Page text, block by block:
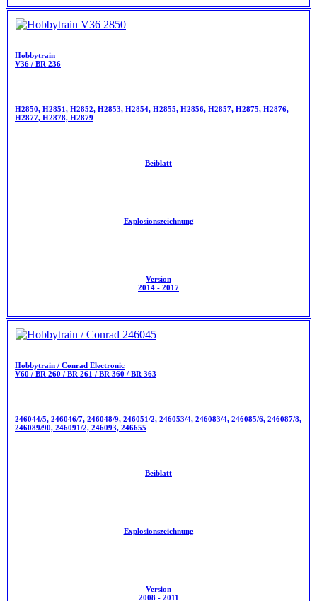
Hobbytrain
V36 / BR 236
H2850, H2851, H2852, H2853, H2854, H2855, H2856, H2857, H2875, H2876,
H2877, H2878, H2879
Beiblatt
Explosionszeichnung
Version
2014 - 2017
Hobbytrain / Conrad Electronic
V60 / BR 260 / BR 261 / BR 360 / BR 363
246044/5, 246046/7, 246048/9, 246051/2, 246053/4, 246083/4, 246085/6, 246087/8,
246089/90, 246091/2, 246093, 246655
Beiblatt
Explosionszeichnung
Version
2008 - 2011